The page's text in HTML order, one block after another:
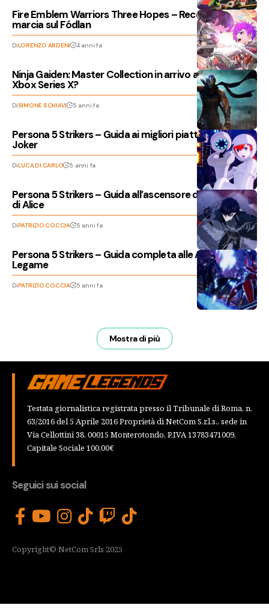
Fire Emblem Warriors Three Hopes – Recensione, la
marcia sul Fódlan
DiLORENZO ARDENI 4 anni fa
Ninja Gaiden: Master Collection in arrivo a 120 FPS su
Xbox Series X?
DiSIMONE SCHIAVI 5 anni fa
Persona 5 Strikers – Guida ai migliori piatti culinari di
Joker
DiLUCA DI CARLO 5 anni fa
Persona 5 Strikers – Guida all’ascensore della Prigione
di Alice
DiPATRIZIO COCCIA 5 anni fa
Persona 5 Strikers – Guida completa alle Abilità
Legame
DiPATRIZIO COCCIA 5 anni fa
Mostra di più
Testata giornalistica registrata presso il Tribunale di Roma, n.
63/2016 del 5 Aprile 2016 Proprietà di NetCom S.r.l.s., sede in
Via Cellottini 38, 00015 Monterotondo, P.IVA 13783471009,
Capitale Sociale 100,00€
Seguici sui social
Copyright© NetCom Srls 2025